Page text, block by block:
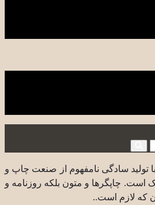
تولید سادگی نامفهوم از صنعت چاپ و
است. چاپگرها و متون بلکه روزنامه و
که لازم است..